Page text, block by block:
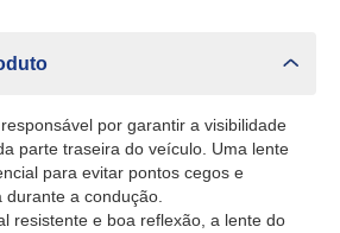
por garantir a visibilidade
parte traseira do veículo. Uma lente
para evitar pontos cegos e
a condução.
resistente e boa reflexão, a lente do